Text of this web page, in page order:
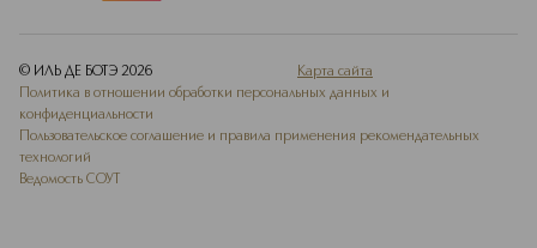
© ИЛЬ ДЕ БОТЭ 2026
Карта сайта
Политика в отношении обработки персональных данных и
конфиденциальности
Пользовательское соглашение и правила применения рекомендательных
технологий
Ведомость СОУТ